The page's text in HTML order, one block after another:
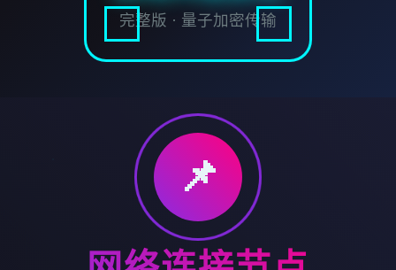
完整版 · 量子加密传输
📌